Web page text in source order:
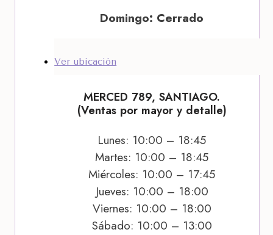
Domingo: Cerrado
Ver ubicación
MERCED 789, SANTIAGO.
(Ventas por mayor y detalle)
Lunes: 10:00 – 18:45
Martes: 10:00 – 18:45
Miércoles: 10:00 – 17:45
Jueves: 10:00 – 18:00
Viernes: 10:00 – 18:00
Sábado: 10:00 – 13:00